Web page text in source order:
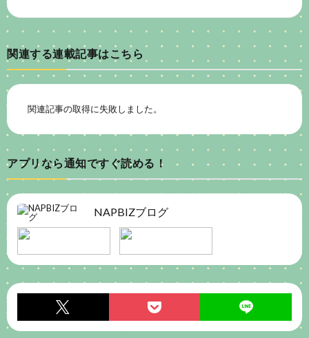
関連する連載記事はこちら
関連記事の取得に失敗しました。
アプリなら通知ですぐ読める！
NAPBIZブログ